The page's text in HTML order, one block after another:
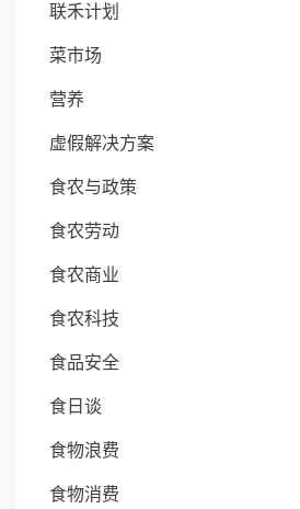
联禾计划
菜市场
营养
虚假解决方案
食农与政策
食农劳动
食农商业
食农科技
食品安全
食日谈
食物浪费
食物消费